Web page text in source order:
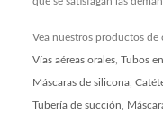
Vea nuestros productos de
Vías aéreas orales Tubos
Máscaras de silicona
Tubería de succión